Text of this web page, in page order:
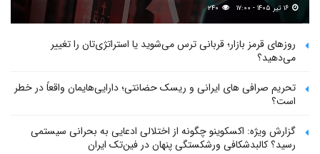
۲۴۰
روزهای قرمز بازار؛ قربانی ترس می‌شوید یا استراتژی‌تان را تغییر
می‌دهید؟
تحریم صرافی های ایرانی و ریسک حضانتی؛ دارایی‌هایمان واقعاً در خطر
است؟
گزارش ویژه: اکسکوینو چگونه از اختلالی ادعایی به بحرانی سیستمی
رسید؟ کالبدشکافی ورشکستگی پنهان در فین‌تک ایران